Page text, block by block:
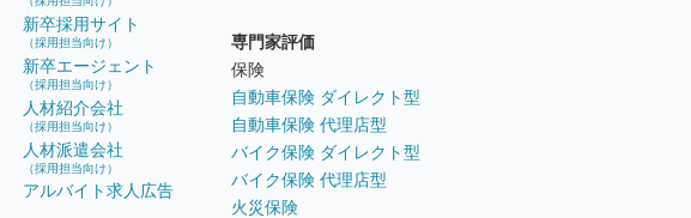
新卒採用サイト
（採用担当向け）
新卒エージェント
（採用担当向け）
人材紹介会社
（採用担当向け）
人材派遣会社
（採用担当向け）
アルバイト求人広告
専門家評価
保険
自動車保険 ダイレクト型
自動車保険 代理店型
バイク保険 ダイレクト型
バイク保険 代理店型
火災保険